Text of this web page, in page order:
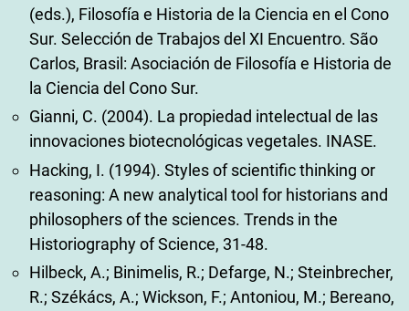
(eds.), Filosofía e Historia de la Ciencia en el Cono
Sur. Selección de Trabajos del XI Encuentro. São
Carlos, Brasil: Asociación de Filosofía e Historia de
la Ciencia del Cono Sur.
Gianni, C. (2004). La propiedad intelectual de las
innovaciones biotecnológicas vegetales. INASE.
Hacking, I. (1994). Styles of scientific thinking or
reasoning: A new analytical tool for historians and
philosophers of the sciences. Trends in the
Historiography of Science, 31-48.
Hilbeck, A.; Binimelis, R.; Defarge, N.; Steinbrecher,
R.; Székács, A.; Wickson, F.; Antoniou, M.; Bereano,